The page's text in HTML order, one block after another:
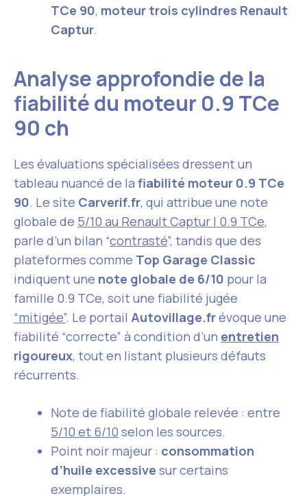
TCe 90, moteur trois cylindres Renault
Captur.
Analyse approfondie de la
fiabilité du moteur 0.9 TCe
90 ch
Les évaluations spécialisées dressent un
tableau nuancé de la fiabilité moteur 0.9 TCe
90. Le site Carverif.fr, qui attribue une note
globale de 5/10 au Renault Captur I 0.9 TCe,
parle d’un bilan “contrasté”, tandis que des
plateformes comme Top Garage Classic
indiquent une note globale de 6/10 pour la
famille 0.9 TCe, soit une fiabilité jugée
“mitigée”. Le portail Autovillage.frévoque une
fiabilité “correcte” à condition d’un entretien
rigoureux, tout en listant plusieurs défauts
récurrents.
Note de fiabilité globale relevée : entre
5/10 et 6/10 selon les sources.
Point noir majeur : consommation
d’huile excessive sur certains
exemplaires.